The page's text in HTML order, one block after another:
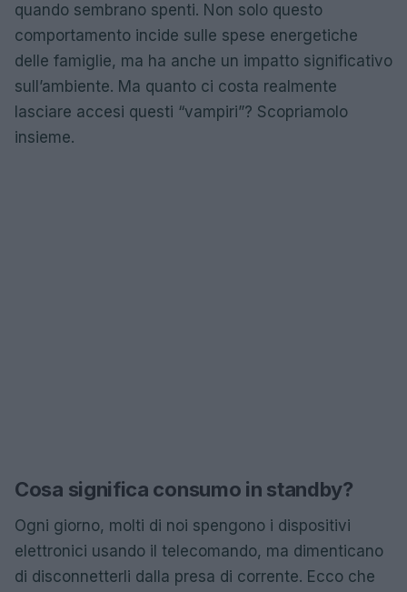
quando sembrano spenti. Non solo questo
comportamento incide sulle spese energetiche
delle famiglie, ma ha anche un impatto significativo
sull’ambiente. Ma quanto ci costa realmente
lasciare accesi questi “vampiri”? Scopriamolo
insieme.
Cosa significa consumo in standby?
Ogni giorno, molti di noi spengono i dispositivi
elettronici usando il telecomando, ma dimenticano
di disconnetterli dalla presa di corrente. Ecco che